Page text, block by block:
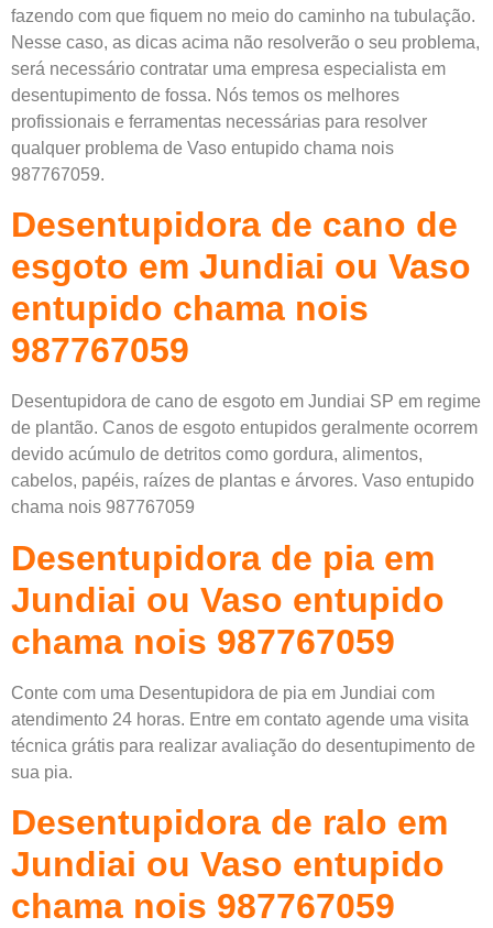
fazendo com que fiquem no meio do caminho na tubulação.
Nesse caso, as dicas acima não resolverão o seu problema,
será necessário contratar uma empresa especialista em
desentupimento de fossa. Nós temos os melhores
profissionais e ferramentas necessárias para resolver
qualquer problema de Vaso entupido chama nois
987767059.
Desentupidora de cano de
esgoto em Jundiai ou Vaso
entupido chama nois
987767059
Desentupidora de cano de esgoto em Jundiai SP em regime
de plantão. Canos de esgoto entupidos geralmente ocorrem
devido acúmulo de detritos como gordura, alimentos,
cabelos, papéis, raízes de plantas e árvores. Vaso entupido
chama nois 987767059
Desentupidora de pia em
Jundiai ou Vaso entupido
chama nois 987767059
Conte com uma Desentupidora de pia em Jundiai com
atendimento 24 horas. Entre em contato agende uma visita
técnica grátis para realizar avaliação do desentupimento de
sua pia.
Desentupidora de ralo em
Jundiai ou Vaso entupido
chama nois 987767059